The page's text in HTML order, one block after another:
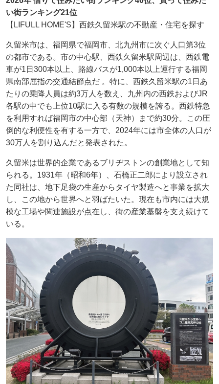
い街ランキング21位
【LIFULL HOME'S】西鉄久留米駅の不動産・住宅を探す
久留米市は、福岡県で福岡市、北九州市に次ぐ人口第3位
の都市である。市の中心駅、西鉄久留米駅周辺は、西鉄電
車が1日300本以上、路線バスが1,000本以上運行する福岡
県南部屈指の交通結節点だ 。特に、西鉄久留米駅の1日あ
たりの乗降人員は約3万人を数え、九州内の西鉄およびJR
各駅の中でも上位10駅に入る有数の規模を誇る。西鉄特急
を利用すれば福岡市の中心部（天神）まで約30分。この圧
倒的な利便性を有する一方で、2024年には市全体の人口が
30万人を割り込んだと発表された。
久留米は世界的企業であるブリヂストンの創業地として知
られる。1931年（昭和6年）、石橋正二郎により設立され
た同社は、地下足袋の生産からタイヤ製造へと事業を拡大
し、この地から世界へと羽ばたいた。現在も市内には大規
模な工場や関連施設が点在し、街の産業基盤を支え続けて
いる。